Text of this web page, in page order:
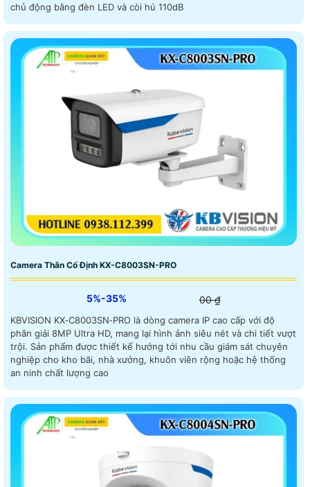
chủ động bằng đèn LED và còi hú 110dB
Camera Thân Cố Định KX-C8003SN-PRO
5%-35% 00 ₫
KBVISION KX‑C8003SN‑PRO là dòng camera IP cao cấp với độ
phân giải 8MP Ultra HD, mang lại hình ảnh siêu nét và chi tiết vượt
trội. Sản phẩm được thiết kế hướng tới nhu cầu giám sát chuyên
nghiệp cho kho bãi, nhà xưởng, khuôn viên rộng hoặc hệ thống
an ninh chất lượng cao